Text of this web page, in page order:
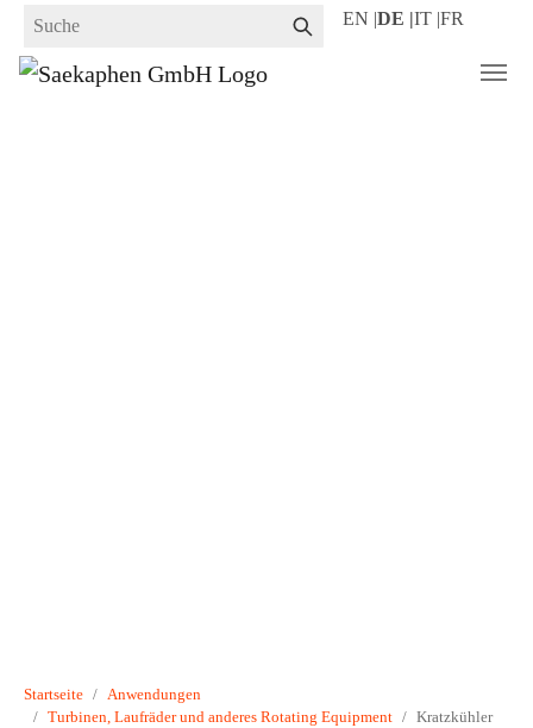
springen
EN |DE |IT |FR
Sie sind hier:
Startseite
Anwendungen
Turbinen, Laufräder und anderes Rotating Equipment
Kratzkühler